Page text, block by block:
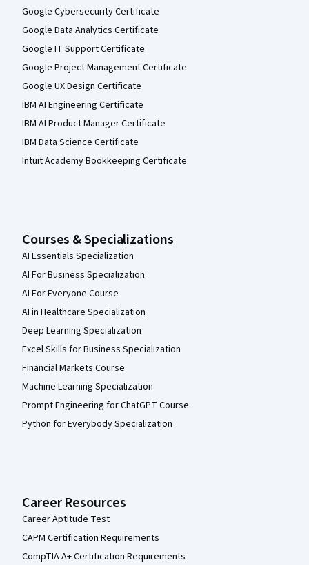
Google Cybersecurity Certificate
Google Data Analytics Certificate
Google IT Support Certificate
Google Project Management Certificate
Google UX Design Certificate
IBM AI Engineering Certificate
IBM AI Product Manager Certificate
IBM Data Science Certificate
Intuit Academy Bookkeeping Certificate
Courses & Specializations
AI Essentials Specialization
AI For Business Specialization
AI For Everyone Course
AI in Healthcare Specialization
Deep Learning Specialization
Excel Skills for Business Specialization
Financial Markets Course
Machine Learning Specialization
Prompt Engineering for ChatGPT Course
Python for Everybody Specialization
Career Resources
Career Aptitude Test
CAPM Certification Requirements
CompTIA A+ Certification Requirements